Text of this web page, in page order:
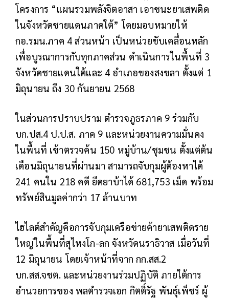
โครงการ “แผนรวมพลังจิตอาสา เอาชนะยาเสพติด
ในจังหวัดชายแดนภาคใต้” โดยมอบหมายให้
กอ.รมน.ภาค 4 ส่วนหน้า เป็นหน่วยขับเคลื่อนหลัก
เพื่อบูรณาการกับทุกภาคส่วน ดำเนินการในพื้นที่ 3
จังหวัดชายแดนใต้และ 4 อำเภอของสงขลา ตั้งแต่ 1
มิถุนายน ถึง 30 กันยายน 2568
ในส่วนการปราบปราม ตำรวจภูธรภาค 9 ร่วมกับ
บก.ปส.4 ป.ป.ส. ภาค 9 และหน่วยงานความมั่นคง
ในพื้นที่ เข้าตรวจค้น 150 หมู่บ้าน/ชุมชน ตั้งแต่ต้น
เดือนมิถุนายนที่ผ่านมา สามารถจับกุมผู้ต้องหาได้
241 คนใน 218 คดี ยึดยาบ้าได้ 681,753 เม็ด พร้อม
ทรัพย์สินมูลค่ากว่า 17 ล้านบาท
ไฮไลต์สำคัญคือการจับกุมเครือข่ายค้ายาเสพติดราย
ใหญ่ในพื้นที่สุไหงโก-ลก จังหวัดนราธิวาส เมื่อวันที่
12 มิถุนายน โดยเจ้าหน้าที่จาก กก.สส.2
บก.สส.จชต. และหน่วยงานร่วมปฏิบัติ ภายใต้การ
อำนวยการของ พลตำรวจเอก กิตติ์รัฐ พันธุ์เพ็ชร์ ผู้